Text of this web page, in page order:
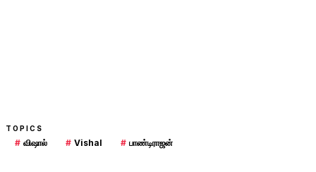
TOPICS
# விஷால் # Vishal # பாண்டிராஜன்